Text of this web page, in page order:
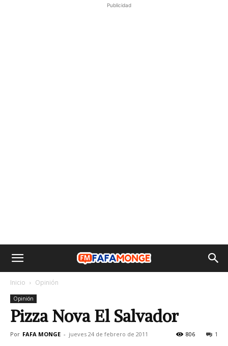
Publicidad
Inicio Opinión
Opinión
Pizza Nova El Salvador
Por FAFA MONGE - jueves 24 de febrero de 2011 1
806